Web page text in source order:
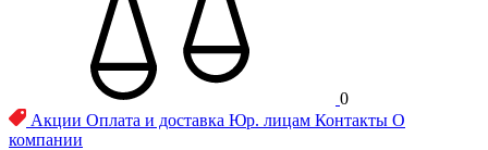
0
Акции Оплата и доставка Юр. лицам Контакты О
компании